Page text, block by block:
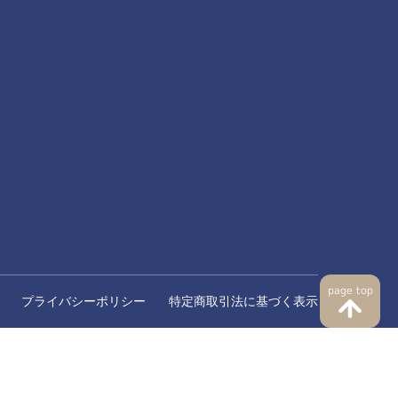
プライバシーポリシー 特定商取引法に基づく表示
page top